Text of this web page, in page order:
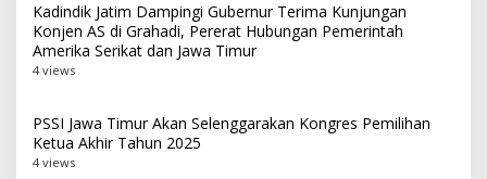
Kadindik Jatim Dampingi Gubernur Terima Kunjungan
Konjen AS di Grahadi, Pererat Hubungan Pemerintah
Amerika Serikat dan Jawa Timur
4 views
PSSI Jawa Timur Akan Selenggarakan Kongres Pemilihan
Ketua Akhir Tahun 2025
4 views